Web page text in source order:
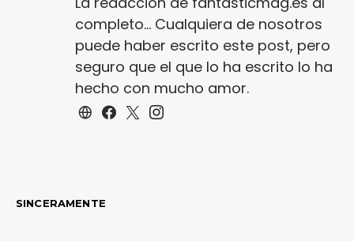
completo... Cualquiera de nosotros
puede haber escrito este post, pero
seguro que el que lo ha escrito lo ha
hecho con mucho amor.
SINCERAMENTE